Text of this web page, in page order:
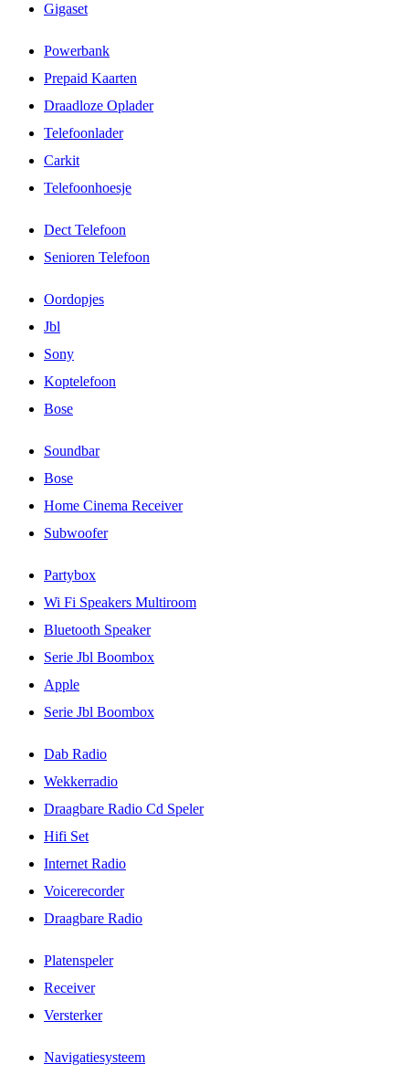
Gigaset
Powerbank
Prepaid Kaarten
Draadloze Oplader
Telefoonlader
Carkit
Telefoonhoesje
Dect Telefoon
Senioren Telefoon
Oordopjes
Jbl
Sony
Koptelefoon
Bose
Soundbar
Bose
Home Cinema Receiver
Subwoofer
Partybox
Wi Fi Speakers Multiroom
Bluetooth Speaker
Serie Jbl Boombox
Apple
Serie Jbl Boombox
Dab Radio
Wekkerradio
Draagbare Radio Cd Speler
Hifi Set
Internet Radio
Voicerecorder
Draagbare Radio
Platenspeler
Receiver
Versterker
Navigatiesysteem